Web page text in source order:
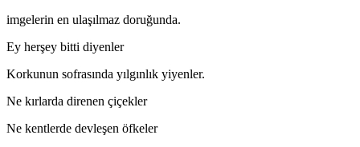
imgelerin en ulaşılmaz doruğunda.
Ey herşey bitti diyenler
Korkunun sofrasında yılgınlık yiyenler.
Ne kırlarda direnen çiçekler
Ne kentlerde devleşen öfkeler